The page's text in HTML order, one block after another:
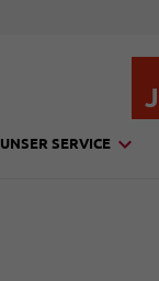
UNSER SERVICE